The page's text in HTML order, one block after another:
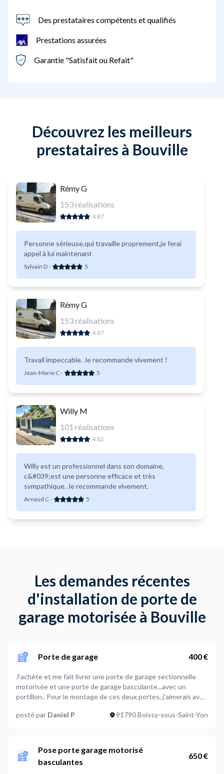
Des prestataires compétents et qualifiés
Prestations assurées
Garantie "Satisfait ou Refait"
Découvrez les meilleurs
prestataires à Bouville
Rémy G
153réalisations
4.87
Personne sérieuse,qui travaille proprement,je ferai
appel à lui maintenant
Sylvain D- 5
Rémy G
153réalisations
4.87
Travail impeccable. Je recommande vivement !
Jean-Marie C- 5
Willy M
101 réalisations
4.82
Willy est un professionnel dans son domaine,
c&#039;est une personne efficace et très
sympathique. Je recommande vivement.
Arnaud C- 5
Les demandes récentes
d'installation de porte de
garage motorisée à Bouville
Porte de garage 400 €
J'achète et me fait livrer une porte de garage sectionnelle
motorisée et une porte de garage basculante...avec un
portillon.. Pour le montage de ces deux portes, j'aimerais avoir
posté par Daniel P 91790 Boissy-sous-Saint-Yon
Pose porte garage motorisé
basculantes
650 €